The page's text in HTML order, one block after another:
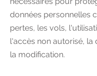
données personnelles
pertes, les vols,
l'accès non autorisé, la
la modification.